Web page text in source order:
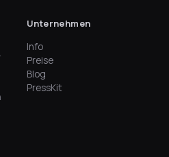
Unternehmen
Info
Preise
Blog
PressKit